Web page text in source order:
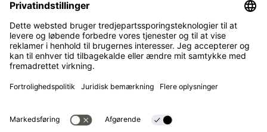
KUNDESERVICE
FAQ
Kontakt
Nyhedsbrev
Kikkoman er et registreret varemærke tilhørende Kikkoman